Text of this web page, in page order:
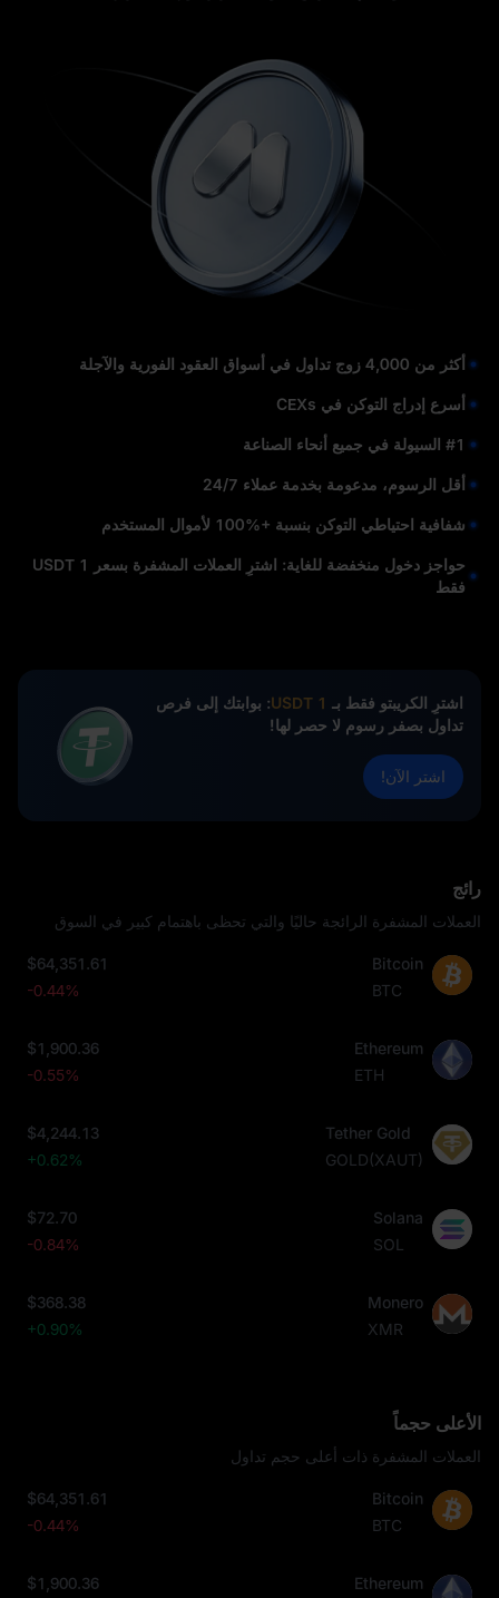
أكثر من 4,000 زوج تداول في أسواق العقود الفورية والآجلة
أسرع إدراج التوكن في CEXs
#1 السيولة في جميع أنحاء الصناعة
أقل الرسوم، مدعومة بخدمة عملاء 24/7
شفافية احتياطي التوكن بنسبة +%100 لأموال المستخدم
حواجز دخول منخفضة للغاية: اشترِ العملات المشفرة بسعر 1 USDT
فقط
اشترِ الكريبتو فقط بـ 1 USDT
: بوابتك إلى فرص
تداول بصفر رسوم لا حصر لها!
اشتر الآن!
رائج
العملات المشفرة الرائجة حاليًا والتي تحظى باهتمام كبير في السوق
Bitcoin
BTC
$64,351.61
-0.44%
Ethereum
ETH
$1,900.36
-0.55%
Tether Gold
GOLD(XAUT)
$4,244.13
+0.62%
Solana
SOL
$72.70
-0.84%
Monero
XMR
$368.38
+0.90%
الأعلى حجماً
العملات المشفرة ذات أعلى حجم تداول
Bitcoin
BTC
$64,351.61
-0.44%
Ethereum
$1,900.36